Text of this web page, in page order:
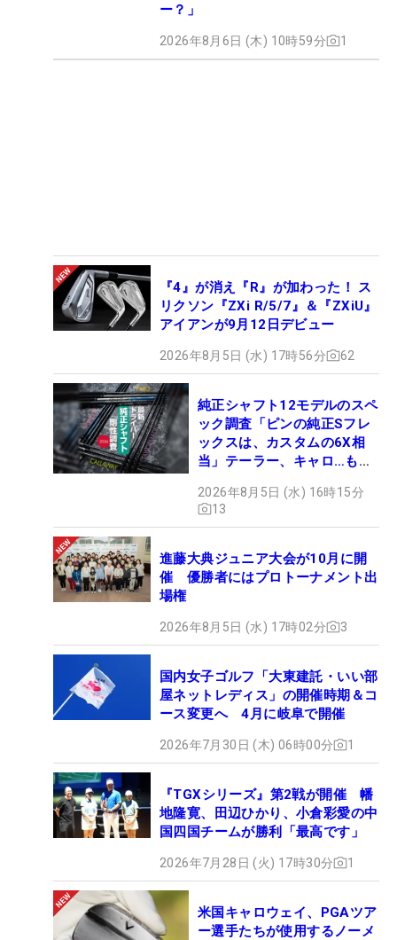
ー？」
2026年8月6日 (木) 10時59分 1
『4』が消え『R』が加わった！ ス
リクソン『ZXi R/5/7』＆『ZXiU』
アイアンが9月12日デビュー
2026年8月5日 (水) 17時56分 62
純正シャフト12モデルのスペ
ック調査「ピンの純正Sフレ
ックスは、カスタムの6X相
当」テーラー、キャロ…もチ
2026年8月5日 (水) 16時15分
13
進藤大典ジュニア大会が10月に開
催 優勝者にはプロトーナメント出
場権
2026年8月5日 (水) 17時02分 3
国内女子ゴルフ「大東建託・いい部
屋ネットレディス」の開催時期＆コ
ース変更へ 4月に岐阜で開催
2026年7月30日 (木) 06時00分 1
『TGXシリーズ』第2戦が開催 幡
地隆寛、田辺ひかり、小倉彩愛の中
国四国チームが勝利「最高です」
2026年7月28日 (火) 17時30分 1
米国キャロウェイ、PGAツア
ー選手たちが使用するノーメ